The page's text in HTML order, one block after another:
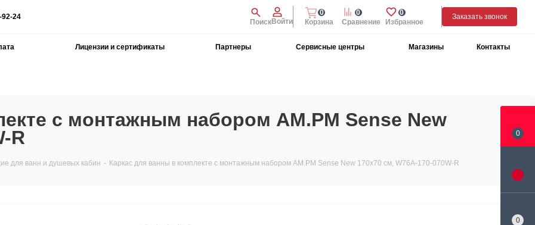
92-24
ПоискВойти Избранное
0
Сравнение
0
Корзина
0
Заказать звонок
Лицензии и сертификаты Партнеры Сервисные центры Магазины Контакты
с монтажным набором AM.PM Sense New
R
для ванн и душевых кабин - Каркас для ванны в комплекте с монтажным набором AM.PM Sense New 170х70 см, W76A-170-070W-R
0
0